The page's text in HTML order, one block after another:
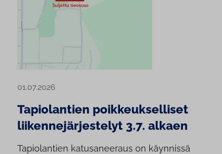
01.07.2026
Tapiolantien poikkeukselliset
liikennejärjestelyt 3.7. alkaen
Tapiolantien katusaneeraus on käynnissä